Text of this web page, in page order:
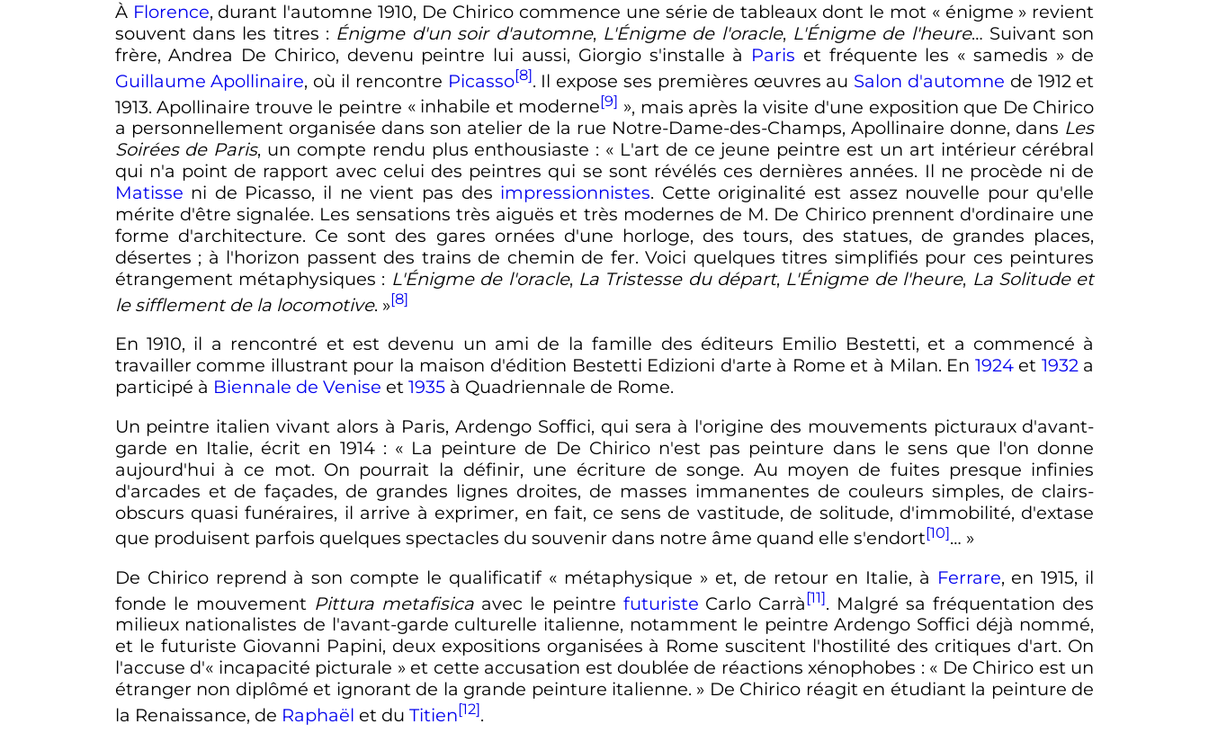
À Florence, durant l'automne 1910, De Chirico commence une série de tableaux dont le mot « énigme » revient
souvent dans les titres : Énigme d'un soir d'automne, L'Énigme de l'oracle, L'Énigme de l'heure… Suivant son
frère, Andrea De Chirico, devenu peintre lui aussi, Giorgio s'installe à Paris et fréquente les « samedis » de
Guillaume Apollinaire, où il rencontre Picasso[8]. Il expose ses premières œuvres au Salon d'automne de 1912 et
1913. Apollinaire trouve le peintre « inhabile et moderne[9] », mais après la visite d'une exposition que De Chirico
a personnellement organisée dans son atelier de la rue Notre-Dame-des-Champs, Apollinaire donne, dans Les
Soirées de Paris, un compte rendu plus enthousiaste : « L'art de ce jeune peintre est un art intérieur cérébral
qui n'a point de rapport avec celui des peintres qui se sont révélés ces dernières années. Il ne procède ni de
Matisse ni de Picasso, il ne vient pas des impressionnistes. Cette originalité est assez nouvelle pour qu'elle
mérite d'être signalée. Les sensations très aiguës et très modernes de M. De Chirico prennent d'ordinaire une
forme d'architecture. Ce sont des gares ornées d'une horloge, des tours, des statues, de grandes places,
désertes ; à l'horizon passent des trains de chemin de fer. Voici quelques titres simplifiés pour ces peintures
étrangement métaphysiques : L'Énigme de l'oracle, La Tristesse du départ, L'Énigme de l'heure, La Solitude et
le sifflement de la locomotive. »[8]
En 1910, il a rencontré et est devenu un ami de la famille des éditeurs Emilio Bestetti, et a commencé à
travailler comme illustrant pour la maison d'édition Bestetti Edizioni d'arte à Rome et à Milan. En 1924et 1932a
participé à Biennale de Venise et 1935à Quadriennale de Rome.
Un peintre italien vivant alors à Paris, Ardengo Soffici, qui sera à l'origine des mouvements picturaux d'avant-
garde en Italie, écrit en 1914 : « La peinture de De Chirico n'est pas peinture dans le sens que l'on donne
aujourd'hui à ce mot. On pourrait la définir, une écriture de songe. Au moyen de fuites presque infinies
d'arcades et de façades, de grandes lignes droites, de masses immanentes de couleurs simples, de clairs-
obscurs quasi funéraires, il arrive à exprimer, en fait, ce sens de vastitude, de solitude, d'immobilité, d'extase
que produisent parfois quelques spectacles du souvenir dans notre âme quand elle s'endort[10]… »
De Chirico reprend à son compte le qualificatif « métaphysique » et, de retour en Italie, à Ferrare, en 1915, il
fonde le mouvement Pittura metafisicaavec le peintre futuriste Carlo Carrà[11]. Malgré sa fréquentation des
milieux nationalistes de l'avant-garde culturelle italienne, notamment le peintre Ardengo Soffici déjà nommé,
et le futuriste Giovanni Papini, deux expositions organisées à Rome suscitent l'hostilité des critiques d'art. On
l'accuse d'« incapacité picturale » et cette accusation est doublée de réactions xénophobes : « De Chirico est un
étranger non diplômé et ignorant de la grande peinture italienne. » De Chirico réagit en étudiant la peinture de
la Renaissance, de Raphaël et du Titien[12].